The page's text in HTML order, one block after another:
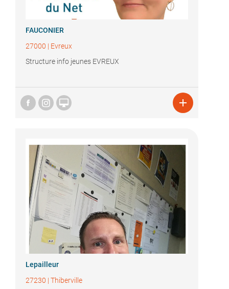
FAUCONIER
27000 | Evreux
Structure info jeunes EVREUX
 
Lepailleur
27230 | Thiberville